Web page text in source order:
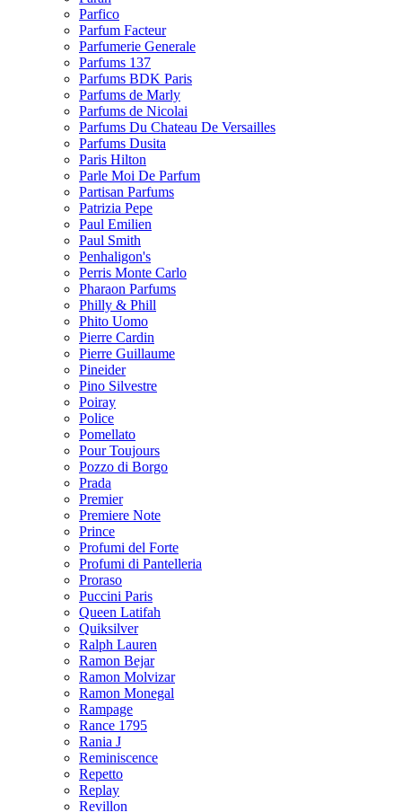
Parfico
Parfum Facteur
Parfumerie Generale
Parfums 137
Parfums BDK Paris
Parfums de Marly
Parfums de Nicolai
Parfums Du Chateau De Versailles
Parfums Dusita
Paris Hilton
Parle Moi De Parfum
Partisan Parfums
Patrizia Pepe
Paul Emilien
Paul Smith
Penhaligon's
Perris Monte Carlo
Pharaon Parfums
Philly & Phill
Phito Uomo
Pierre Cardin
Pierre Guillaume
Pineider
Pino Silvestre
Poiray
Police
Pomellato
Pour Toujours
Pozzo di Borgo
Prada
Premier
Premiere Note
Prince
Profumi del Forte
Profumi di Pantelleria
Proraso
Puccini Paris
Queen Latifah
Quiksilver
Ralph Lauren
Ramon Bejar
Ramon Molvizar
Ramon Monegal
Rampage
Rance 1795
Rania J
Reminiscence
Repetto
Replay
Revillon